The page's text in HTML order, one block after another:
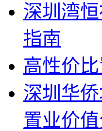
深圳湾
指南
高性价
深圳华
置业价